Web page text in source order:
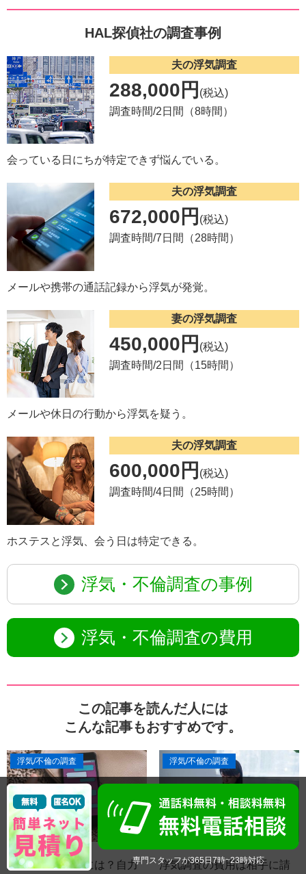
HAL探偵社の調査事例
夫の浮気調査
288,000円 (税込)
調査時間/2日間（8時間）
会っている日にちが特定できず悩んでいる。
夫の浮気調査
672,000円 (税込)
調査時間/7日間（28時間）
メールや携帯の通話記録から浮気が発覚。
妻の浮気調査
450,000円 (税込)
調査時間/2日間（15時間）
メールや休日の行動から浮気を疑う。
夫の浮気調査
600,000円 (税込)
調査時間/4日間（25時間）
ホステスと浮気、会う日は特定できる。
浮気・不倫調査の事例
浮気・不倫調査の費用
この記事を読んだ人には
こんな記事もおすすめです。
浮気/不倫の調査
浮気相手を探すには？自力
浮気/不倫の調査
浮気調査の費用は相手に請
専門スタッフが365日7時~23時対応